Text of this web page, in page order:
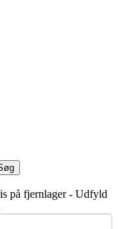
på fjernlager - Udfyld